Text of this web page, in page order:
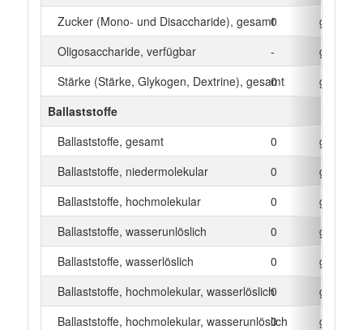
Zucker (Mono- und Disaccharide), gesamt0
g
Oligosaccharide, verfügbar
-
g
Stärke (Stärke, Glykogen, Dextrine), gesamt
0
g
Ballaststoffe
Ballaststoffe, gesamt
0
g
Ballaststoffe, niedermolekular
0
g
Ballaststoffe, hochmolekular
0
g
Ballaststoffe, wasserunlöslich
0
g
Ballaststoffe, wasserlöslich
0
g
Ballaststoffe, hochmolekular, wasserlöslich0
g
Ballaststoffe, hochmolekular, wasserunlöslich
0
g